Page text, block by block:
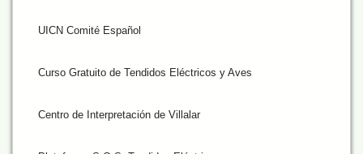
UICN Comité Español
Curso Gratuito de Tendidos Eléctricos y Aves
Centro de Interpretación de Villalar